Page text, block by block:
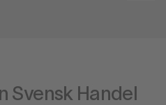
Svensk Handel